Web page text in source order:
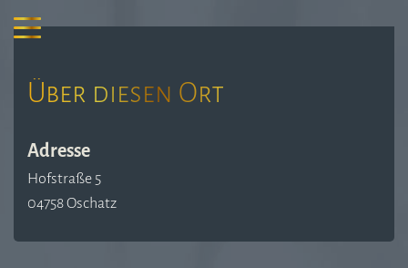
Über diesen Ort
Adresse
Hofstraße 5
04758 Oschatz